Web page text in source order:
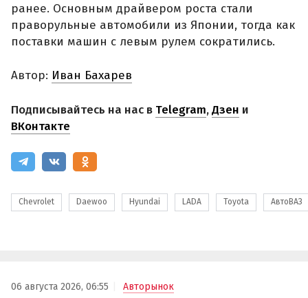
ранее. Основным драйвером роста стали
праворульные автомобили из Японии, тогда как
поставки машин с левым рулем сократились.
Автор: Иван Бахарев
Подписывайтесь на нас в Telegram,Дзен и
ВКонтакте
Chevrolet Daewoo Hyundai LADA Toyota АвтоВАЗ
06 августа 2026, 06:55 Авторынок